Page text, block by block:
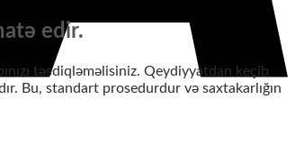
edir.
təsdiqləməlisiniz. Qeydiyyatdan keçib
Bu, standart prosedurdur və saxtakarlığın